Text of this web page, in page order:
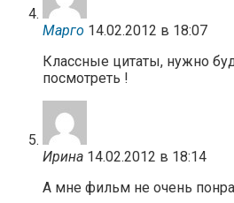
Марго 14.02.2012 в 18:07
Классные цитаты, нужно
посмотреть !
Ирина 14.02.2012 в 18:14
А мне фильм не очень